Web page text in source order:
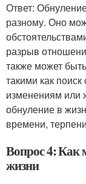
Ответ:
разному. Оно
разрыв
также может
такими как
изменениям или
обнуление в
времени,
Вопрос 4: Как
жизни